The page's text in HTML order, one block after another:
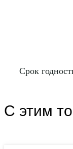
Срок
С этим